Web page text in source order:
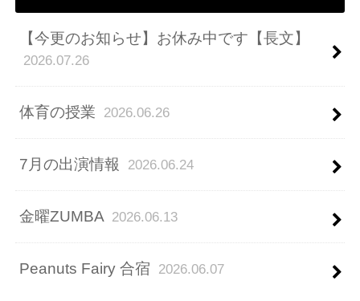
【今更のお知らせ】お休み中です【長文】
2026.07.26
体育の授業 2026.06.26
7月の出演情報 2026.06.24
金曜ZUMBA 2026.06.13
Peanuts Fairy 合宿 2026.06.07